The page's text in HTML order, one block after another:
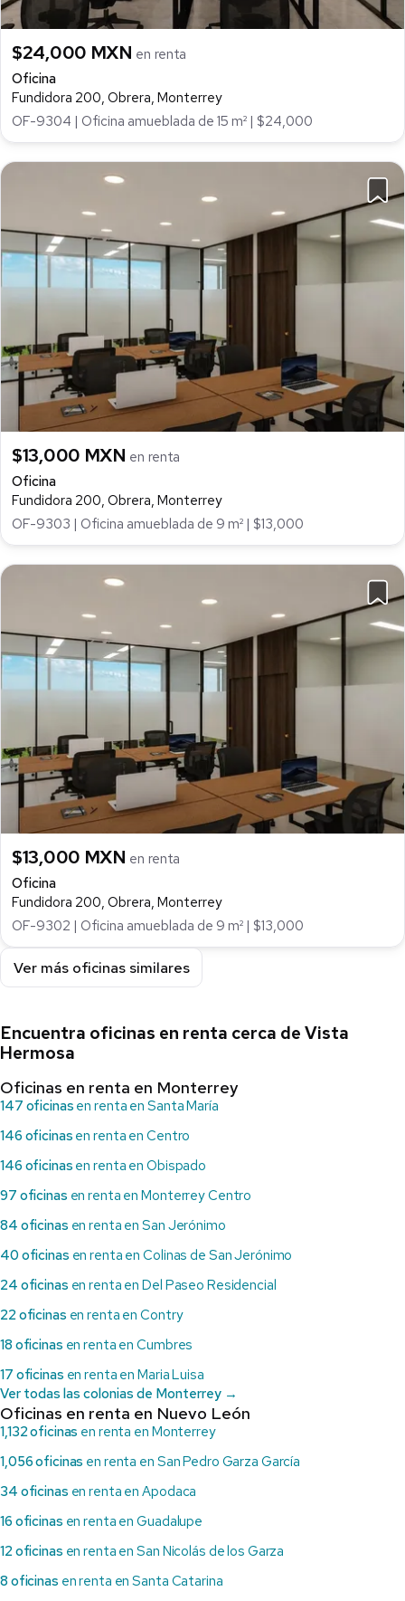
$24,000 MXN en renta
Oficina
Fundidora 200, Obrera, Monterrey
OF-9304 | Oficina amueblada de 15 m² | $24,000
$13,000 MXN en renta
Oficina
Fundidora 200, Obrera, Monterrey
OF-9303 | Oficina amueblada de 9 m² | $13,000
$13,000 MXN en renta
Oficina
Fundidora 200, Obrera, Monterrey
OF-9302 | Oficina amueblada de 9 m² | $13,000
Ver más oficinas similares
Encuentra oficinas en renta cerca de Vista
Hermosa
Oficinas en renta en Monterrey
147 oficinas en renta en Santa María
146 oficinas en renta en Centro
146 oficinas en renta en Obispado
97 oficinas en renta en Monterrey Centro
84 oficinas en renta en San Jerónimo
40 oficinas en renta en Colinas de San Jerónimo
24 oficinas en renta en Del Paseo Residencial
22 oficinas en renta en Contry
18 oficinas en renta en Cumbres
17 oficinas en renta en Maria Luisa
Ver todas las colonias de Monterrey →
Oficinas en renta en Nuevo León
1,132 oficinas en renta en Monterrey
1,056 oficinas en renta en San Pedro Garza García
34 oficinas en renta en Apodaca
16 oficinas en renta en Guadalupe
12 oficinas en renta en San Nicolás de los Garza
8 oficinas en renta en Santa Catarina